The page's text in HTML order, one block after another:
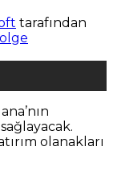
tarafından
olanakları